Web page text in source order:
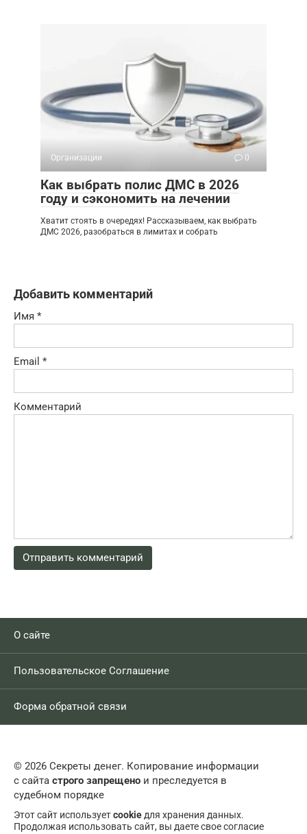
Организации 0
Как выбрать полис ДМС в 2026
году и сэкономить на лечении
Хватит стоять в очередях! Рассказываем, как выбрать
ДМС 2026, разобраться в лимитах и собрать
Добавить комментарий
Имя *
Email *
Комментарий
О сайте
Пользовательское Соглашение
Форма обратной связи
© 2026 Секреты денег. Копирование информации
с сайта строго запрещено и преследуется в
судебном порядке
Этот сайт используетcookie для хранения данных.
Продолжая использовать сайт, вы даете свое согласие